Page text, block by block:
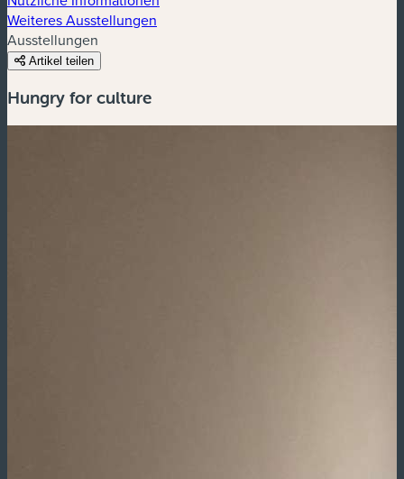
Weiteres Ausstellungen
Ausstellungen
Artikel teilen
Hungry for culture